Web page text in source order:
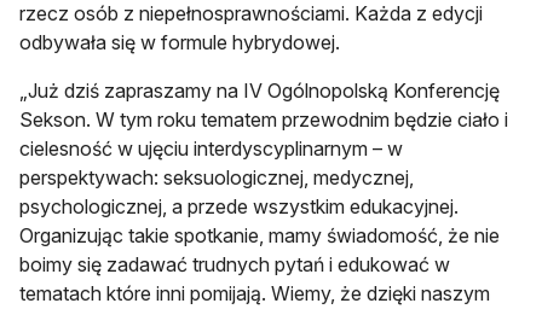
rzecz osób z niepełnosprawnościami. Każda z edycji
odbywała się w formule hybrydowej.
„Już dziś zapraszamy na IV Ogólnopolską Konferencję
Sekson. W tym roku tematem przewodnim będzie ciało i
cielesność w ujęciu interdyscyplinarnym – w
perspektywach: seksuologicznej, medycznej,
psychologicznej, a przede wszystkim edukacyjnej.
Organizując takie spotkanie, mamy świadomość, że nie
boimy się zadawać trudnych pytań i edukować w
tematach które inni pomijają. Wiemy, że dzięki naszym